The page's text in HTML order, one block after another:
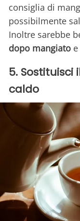
consiglia di
possibilmente
Inoltre sarebbe
dopo mangiato
5.
caldo